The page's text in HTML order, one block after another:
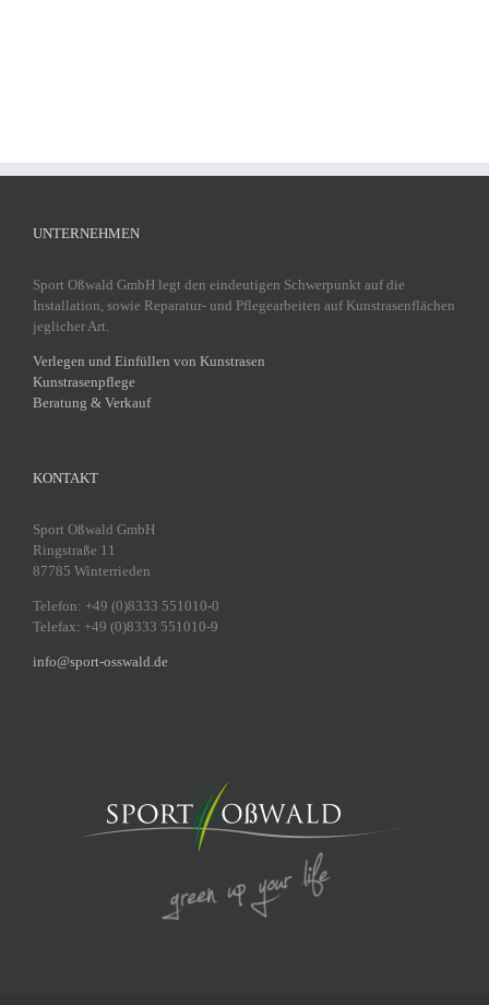
UNTERNEHMEN
Sport Oßwald GmbH legt den eindeutigen Schwerpunkt auf die
Installation, sowie Reparatur- und Pflegearbeiten auf Kunstrasenflächen
jeglicher Art.
Verlegen und Einfüllen von Kunstrasen
Kunstrasenpflege
Beratung & Verkauf
KONTAKT
Sport Oßwald GmbH
Ringstraße 11
87785 Winterrieden
Telefon: +49 (0)8333 551010-0
Telefax: +49 (0)8333 551010-9
info@sport-osswald.de